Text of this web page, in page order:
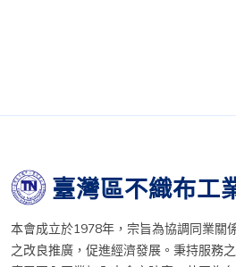
臺灣區不織布工
本會成立於1978年，宗旨為協調同業關
之改良推廣，促進經濟發展。秉持服務